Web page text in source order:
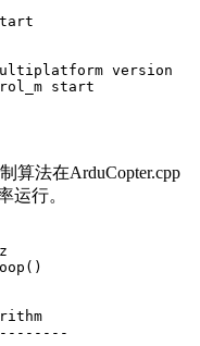
version
start
算法在ArduCopter.cpp
运行。
()